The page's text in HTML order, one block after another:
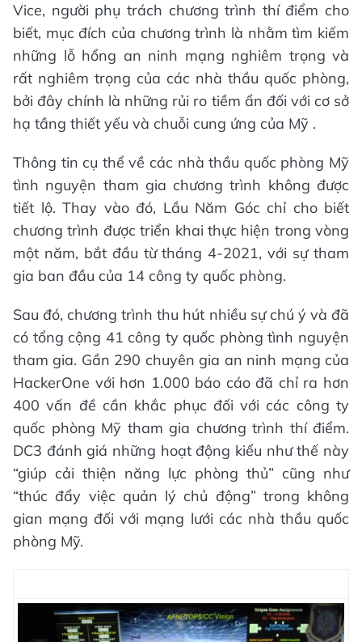
Vice, người phụ trách chương trình thí điểm cho
biết, mục đích của chương trình là nhằm tìm kiếm
những lỗ hổng an ninh mạng nghiêm trọng và
rất nghiêm trọng của các nhà thầu quốc phòng,
bởi đây chính là những rủi ro tiềm ẩn đối với cơ sở
hạ tầng thiết yếu và chuỗi cung ứng của Mỹ .
Thông tin cụ thể về các nhà thầu quốc phòng Mỹ
tình nguyện tham gia chương trình không được
tiết lộ. Thay vào đó, Lầu Năm Góc chỉ cho biết
chương trình được triển khai thực hiện trong vòng
một năm, bắt đầu từ tháng 4-2021, với sự tham
gia ban đầu của 14 công ty quốc phòng.
Sau đó, chương trình thu hút nhiều sự chú ý và đã
có tổng cộng 41 công ty quốc phòng tình nguyện
tham gia. Gần 290 chuyên gia an ninh mạng của
HackerOne với hơn 1.000 báo cáo đã chỉ ra hơn
400 vấn đề cần khắc phục đối với các công ty
quốc phòng Mỹ tham gia chương trình thí điểm.
DC3 đánh giá những hoạt động kiểu như thế này
“giúp cải thiện năng lực phòng thủ” cũng như
“thúc đẩy việc quản lý chủ động” trong không
gian mạng đối với mạng lưới các nhà thầu quốc
phòng Mỹ.